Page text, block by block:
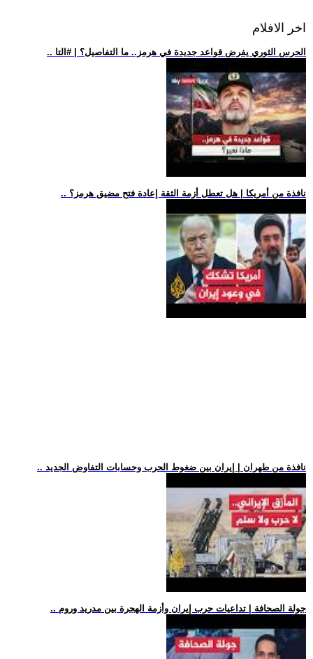
اخر الافلام
.. الحرس الثوري يفرض قواعد جديدة في هرمز.. ما التفاصيل؟ | #التا
.. نافذة من أمريكا | هل تعطل أزمة الثقة إعادة فتح مضيق هرمز؟
.. نافذة من طهران | إيران بين ضغوط الحرب وحسابات التفاوض الجديد
.. جولة الصحافة | تداعيات حرب إيران وأزمة الهجرة بين مدريد وروم